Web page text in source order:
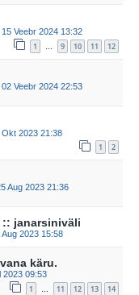
15 Veebr 2024 13:32
1 … 9 10 11 12
02 Veebr 2024 22:53
Okt 2023 21:38
1 2
Aug 2023 21:36
:: janarsiniväli
Aug 2023 15:58
käru.
2023 09:53
1 … 11 12 13 14